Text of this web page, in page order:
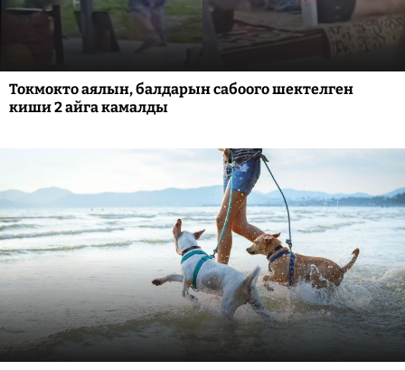
Токмокто аялын, балдарын сабоого шектелген
киши 2 айга камалды